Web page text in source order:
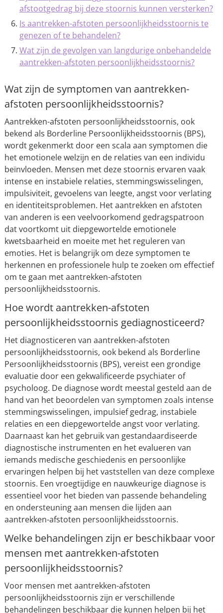
afstootgedrag bij deze stoornis kunnen versterken?
Is aantrekken-afstoten persoonlijkheidsstoornis te
genezen of te behandelen?
Wat zijn de gevolgen van langdurige onbehandelde
aantrekken-afstoten persoonlijkheidsstoornis?
Wat zijn de symptomen van aantrekken-
afstoten persoonlijkheidsstoornis?
Aantrekken-afstoten persoonlijkheidsstoornis, ook
bekend als Borderline Persoonlijkheidsstoornis (BPS),
wordt gekenmerkt door een scala aan symptomen die
het emotionele welzijn en de relaties van een individu
beïnvloeden. Mensen met deze stoornis ervaren vaak
intense en instabiele relaties, stemmingswisselingen,
impulsiviteit, gevoelens van leegte, angst voor verlating
en identiteitsproblemen. Het aantrekken en afstoten
van anderen is een veelvoorkomend gedragspatroon
dat voortkomt uit diepgewortelde emotionele
kwetsbaarheid en moeite met het reguleren van
emoties. Het is belangrijk om deze symptomen te
herkennen en professionele hulp te zoeken om effectief
om te gaan met aantrekken-afstoten
persoonlijkheidsstoornis.
Hoe wordt aantrekken-afstoten
persoonlijkheidsstoornis gediagnosticeerd?
Het diagnosticeren van aantrekken-afstoten
persoonlijkheidsstoornis, ook bekend als Borderline
Persoonlijkheidsstoornis (BPS), vereist een grondige
evaluatie door een gekwalificeerde psychiater of
psycholoog. De diagnose wordt meestal gesteld aan de
hand van het beoordelen van symptomen zoals intense
stemmingswisselingen, impulsief gedrag, instabiele
relaties en een diepgewortelde angst voor verlating.
Daarnaast kan het gebruik van gestandaardiseerde
diagnostische instrumenten en het evalueren van
iemands medische geschiedenis en persoonlijke
ervaringen helpen bij het vaststellen van deze complexe
stoornis. Een vroegtijdige en nauwkeurige diagnose is
essentieel voor het bieden van passende behandeling
en ondersteuning aan mensen die lijden aan
aantrekken-afstoten persoonlijkheidsstoornis.
Welke behandelingen zijn er beschikbaar voor
mensen met aantrekken-afstoten
persoonlijkheidsstoornis?
Voor mensen met aantrekken-afstoten
persoonlijkheidsstoornis zijn er verschillende
behandelingen beschikbaar die kunnen helpen bij het